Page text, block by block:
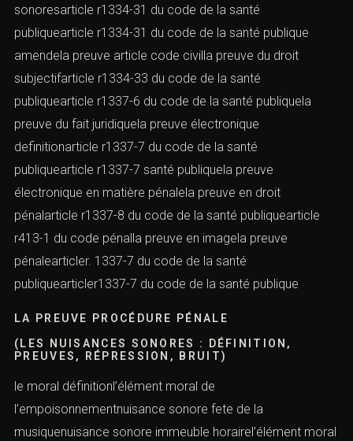
sonoresarticle r1334-31 du code de la santé
publiquearticle r1334-31 du code de la santé publique
amendela preuve article code civilla preuve du droit
subjectifarticle r1334-33 du code de la santé
publiquearticle r1337-6 du code de la santé publiquela
preuve du fait juridiquela preuve électronique
definitionarticle r1337-7 du code de la santé
publiquearticle r1337-7 santé publiquela preuve
électronique en matière pénalela preuve en droit
pénalarticle r1337-8 du code de la santé publiquearticle
r413-1 du code pénalla preuve en imagela preuve
pénalearticler. 1337-7 du code de la santé
publiquearticler1337-7 du code de la santé publique
LA PREUVE PROCÉDURE PÉNALE
(LES NUISANCES SONORES : DÉFINITION,
PREUVES, RÉPRESSION, BRUIT)
le moral définitionl’élément moral de
l’empoisonnementnuisance sonore fete de la
musiquenuisance sonore immeuble horairel’élément moral